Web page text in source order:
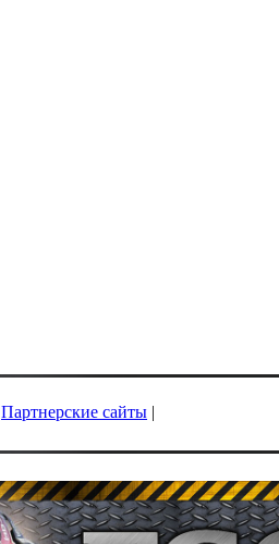
Партнерские сайты |